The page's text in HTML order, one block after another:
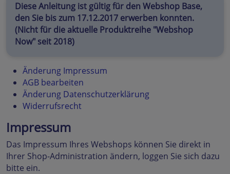
Diese Anleitung ist gültig für den Webshop Base,
den Sie bis zum 17.12.2017 erwerben konnten.
(Nicht für die aktuelle Produktreihe "Webshop
Now" seit 2018)
Änderung Impressum
AGB bearbeiten
Änderung Datenschutzerklärung
Widerrufsrecht
Impressum
Das Impressum Ihres Webshops können Sie direkt in
Ihrer Shop-Administration ändern, loggen Sie sich dazu
bitte ein.